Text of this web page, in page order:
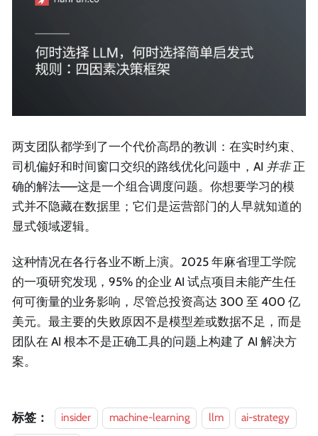
两支团队都学到了一个代价高昂的教训：在实时约束、
司机偏好和时间窗口交织的路线优化问题中，AI 并非正
确的解法——这是一个组合调度问题。你想要学习的模
式并不隐藏在数据里；它们是运营部门的人早就知道的
显式领域逻辑。
这种情况在各行各业不断上演。2025 年麻省理工学院
的一项研究发现，95% 的企业 AI 试点项目未能产生任
何可衡量的业务影响，尽管总投资高达 300 至 400 亿
美元。最主要的失败原因不是模型差或数据不足，而是
团队在 AI 根本不是正确工具的问题上构建了 AI 解决方
案。
标签： insider machine-learning llm
ai-strategy